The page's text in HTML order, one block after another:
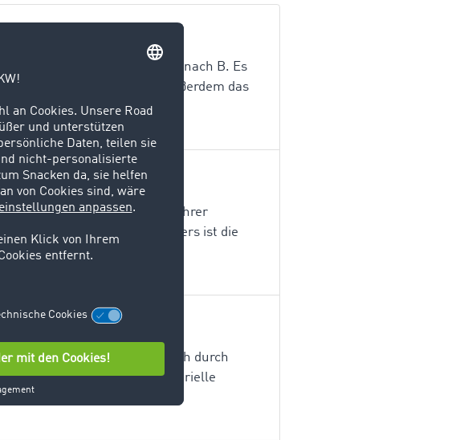
Personen oder Güter von A nach B. Es
TUL-Prozessen zählen außerdem das
Gütern durch einen Frachtführer
Aus Sicht eines Auftraggebers ist die
Erzeugnis, das ausschließlich durch
Definition sind Waren materielle